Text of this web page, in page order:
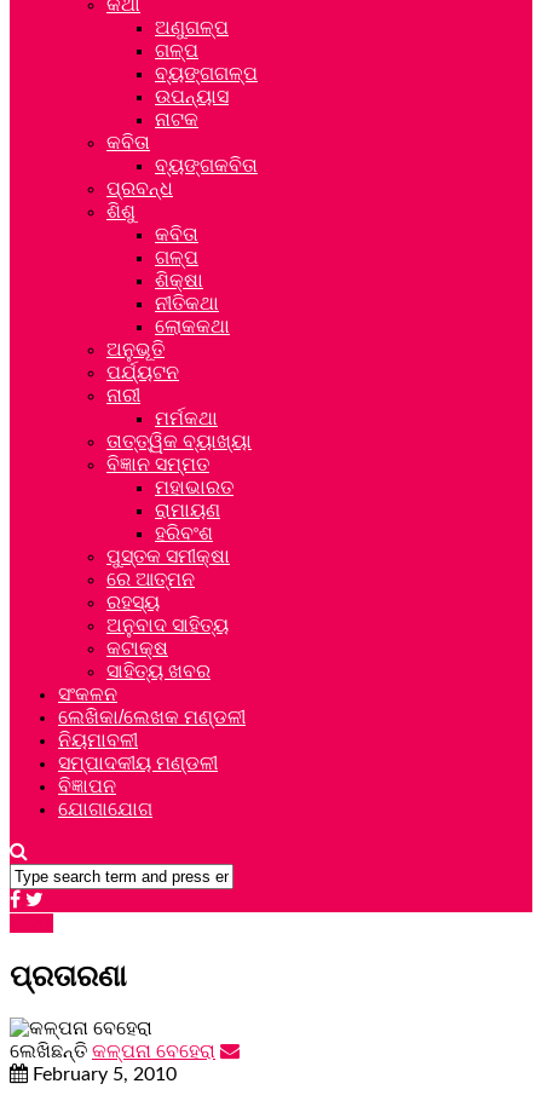
ଅଣୁଗଳ୍ପ
ଗଳ୍ପ
ବ୍ୟଙ୍ଗଗଳ୍ପ
ଉପନ୍ୟାସ
ନାଟକ
କବିତା
ବ୍ୟଙ୍ଗକବିତା
ପ୍ରବନ୍ଧ
ଶିଶୁ
କବିତା
ଗଳ୍ପ
ଶିକ୍ଷା
ନୀତିକଥା
ଲୋକକଥା
ଅନୁଭୂତି
ପର୍ଯ୍ୟଟନ
ନାରୀ
ମର୍ମକଥା
ତାତ୍ତ୍ୱିକ ବ୍ୟାଖ୍ୟା
ବିଜ୍ଞାନ ସମ୍ମତ
ମହାଭାରତ
ରାମାୟଣ
ହରିବଂଶ
ପୁସ୍ତକ ସମୀକ୍ଷା
ରେ ଆତ୍ମନ
ରହସ୍ୟ
ଅନୁବାଦ ସାହିତ୍ୟ
କଟାକ୍ଷ
ସାହିତ୍ୟ ଖବର
ସଂକଳନ
ଲେଖିକା/ଲେଖକ ମଣ୍ଡଳୀ
ନିୟମାବଳୀ
ସମ୍ପାଦକୀୟ ମଣ୍ଡଳୀ
ବିଜ୍ଞାପନ
ଯୋଗାଯୋଗ
ପ୍ରତାରଣା
ଲେଖିଛନ୍ତି କଳ୍ପନା ବେହେରା
February 5, 2010